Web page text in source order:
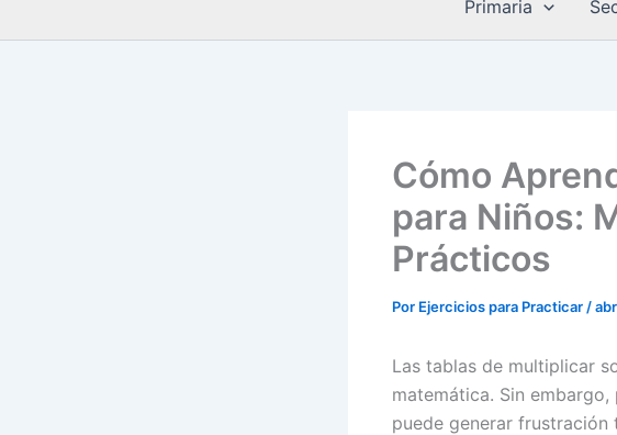
Primaria
Cómo
para Niños:
Prácticos
Por Ejercicios para Practicar /
Las tablas de multiplicar
matemática. Sin
puede generar frustración